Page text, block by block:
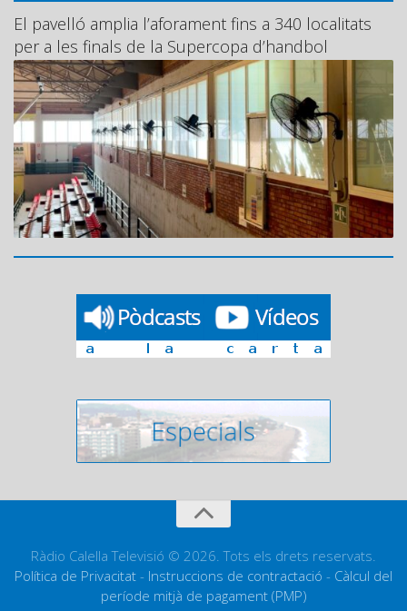
El pavelló amplia l’aforament fins a 340 localitats
per a les finals de la Supercopa d’handbol
Ràdio Calella Televisió © 2026. Tots els drets reservats.
Política de Privacitat - Instruccions de contractació - Càlcul del
període mitjà de pagament (PMP)